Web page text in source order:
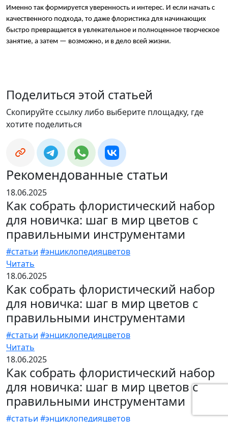
Именно так формируется уверенность и интерес. И если начать с
качественного подхода, то даже флористика для начинающих
быстро превращается в увлекательное и полноценное творческое
занятие, а затем — возможно, и в дело всей жизни.
Поделиться этой статьей
Скопируйте ссылку либо выберите площадку, где
хотите поделиться
Рекомендованные статьи
18.06.2025
Как собрать флористический набор
для новичка: шаг в мир цветов с
правильными инструментами
#статьи #энциклопедияцветов
Читать
18.06.2025
Как собрать флористический набор
для новичка: шаг в мир цветов с
правильными инструментами
#статьи #энциклопедияцветов
Читать
18.06.2025
Как собрать флористический набор
для новичка: шаг в мир цветов с
правильными инструментами
#статьи #энциклопедияцветов